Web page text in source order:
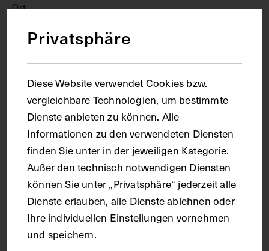
Ort
Wien
Material
Karton
Technik
Lithografie
Maße
Privatsphäre
Diese Website verwendet Cookies bzw.
vergleichbare Technologien, um bestimmte
Dienste anbieten zu können. Alle
Informationen zu den verwendeten Diensten
finden Sie unter in der jeweiligen Kategorie.
Außer den technisch notwendigen Diensten
können Sie unter „Privatsphäre“ jederzeit alle
Dienste erlauben, alle Dienste ablehnen oder
Ihre individuellen Einstellungen vornehmen
und speichern.